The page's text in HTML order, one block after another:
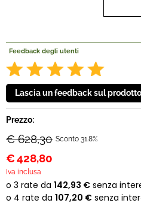
Feedback degli utenti
Prezzo:
€ 628,30 Sconto 31.8%
€428,80
Iva inclusa